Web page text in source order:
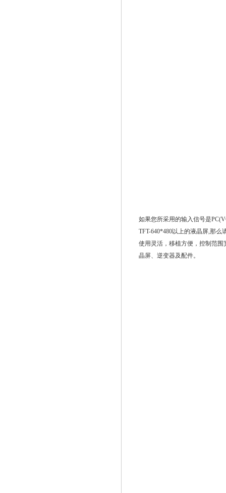
如果您所采用的输入信号是
TFT-640*480以上的液晶屏,那
使用灵活，移植方便，控制范
晶屏、逆变器及配件。